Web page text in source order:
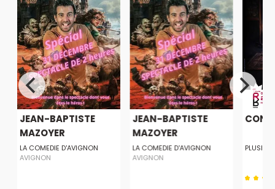
JEAN-BAPTISTE
MAZOYER
LA COMEDIE D'AVIGNON
AVIGNON
JEAN-BAPTISTE
MAZOYER
LA COMEDIE D'AVIGNON
AVIGNON